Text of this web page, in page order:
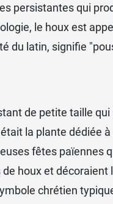
persistantes qui
le houx est
du latin, signifie
de petite taille
la plante dédiée
fêtes païennes
houx et
chrétien